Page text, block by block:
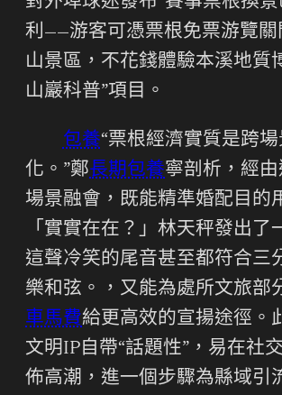
利——游客可憑票根免票游覽關
山景區，不花錢體驗本溪地質
山巖科普”項目。
包養“票根經濟實質是跨
化。”鄭長期包養寧剖析，經
場景融會，既能精準婚配目的
「實實在在？」林天秤發出了
這聲冷笑的尾音甚至都符合三
樂和弦。，又能為處所文旅部
車馬費給更高效的宣揚途徑。
文明IP自帶“話題性”，易在社
佈高潮，進一個步驟為縣域引